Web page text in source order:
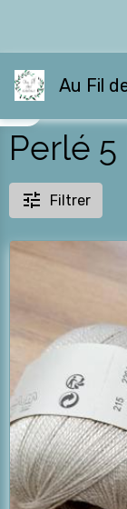
Au Fil
Perlé
Filtrer